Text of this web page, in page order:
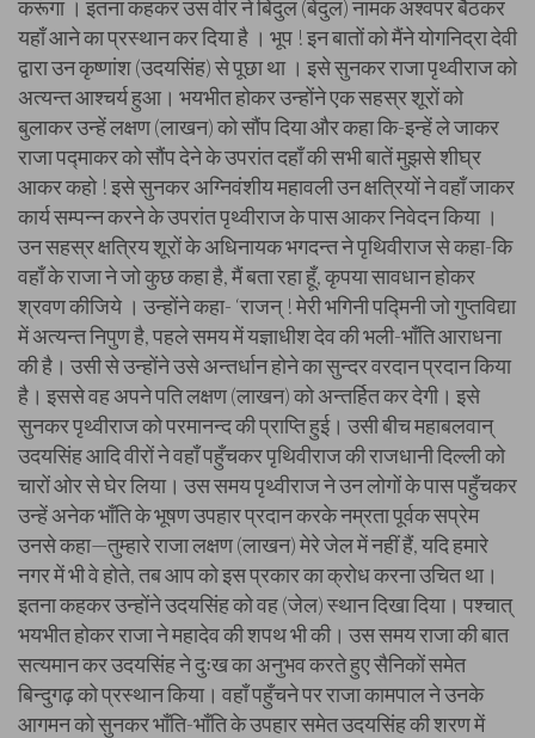
करूंगा । इतना कहकर उस वीर ने बिंदुल (बेंदुल) नामक अश्वपर बैठकर
यहाँ आने का प्रस्थान कर दिया है । भूप ! इन बातों को मैंने योगनिद्रा देवी
द्वारा उन कृष्णांश (उदयसिंह) से पूछा था । इसे सुनकर राजा पृथ्वीराज को
अत्यन्त आश्चर्य हुआ। भयभीत होकर उन्होंने एक सहस्र शूरों को
बुलाकर उन्हें लक्षण (लाखन) को सौंप दिया और कहा कि-इन्हें ले जाकर
राजा पद्माकर को सौंप देने के उपरांत दहाँ की सभी बातें मुझसे शीघ्र
आकर कहो ! इसे सुनकर अग्निवंशीय महावली उन क्षत्रियों ने वहाँ जाकर
कार्य सम्पन्न करने के उपरांत पृथ्वीराज के पास आकर निवेदन किया ।
उन सहस्र क्षत्रिय शूरों के अधिनायक भगदन्त ने पृथिवीराज से कहा-कि
वहाँ के राजा ने जो कुछ कहा है, मैं बता रहा हूँ, कृपया सावधान होकर
श्रवण कीजिये । उन्होंने कहा- ‘राजन् ! मेरी भगिनी पद्मिनी जो गुप्तविद्या
में अत्यन्त निपुण है, पहले समय में यज्ञाधीश देव की भली-भाँति आराधना
की है। उसी से उन्होंने उसे अन्तर्धान होने का सुन्दर वरदान प्रदान किया
है। इससे वह अपने पति लक्षण (लाखन) को अन्तर्हित कर देगी। इसे
सुनकर पृथ्वीराज को परमानन्द की प्राप्ति हुई। उसी बीच महाबलवान्
उदयसिंह आदि वीरों ने वहाँ पहुँचकर पृथिवीराज की राजधानी दिल्ली को
चारों ओर से घेर लिया। उस समय पृथ्वीराज ने उन लोगों के पास पहुँचकर
उन्हें अनेक भाँति के भूषण उपहार प्रदान करके नम्रता पूर्वक सप्रेम
उनसे कहा—तुम्हारे राजा लक्षण (लाखन) मेरे जेल में नहीं हैं, यदि हमारे
नगर में भी वे होते, तब आप को इस प्रकार का क्रोध करना उचित था।
इतना कहकर उन्होंने उदयसिंह को वह (जेल) स्थान दिखा दिया। पश्चात्
भयभीत होकर राजा ने महादेव की शपथ भी की। उस समय राजा की बात
सत्यमान कर उदयसिंह ने दुःख का अनुभव करते हुए सैनिकों समेत
बिन्दुगढ़ को प्रस्थान किया। वहाँ पहुँचने पर राजा कामपाल ने उनके
आगमन को सुनकर भाँति-भाँति के उपहार समेत उदयसिंह की शरण में